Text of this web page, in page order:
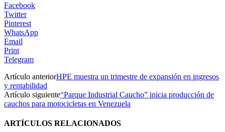
Facebook
Twitter
Pinterest
WhatsApp
Email
Print
Telegram
Artículo anteriorHPE muestra un trimestre de expansión en ingresos
y rentabilidad
Artículo siguiente“Parque Industrial Caucho” inicia producción de
cauchos para motocicletas en Venezuela
ARTÍCULOS RELACIONADOS